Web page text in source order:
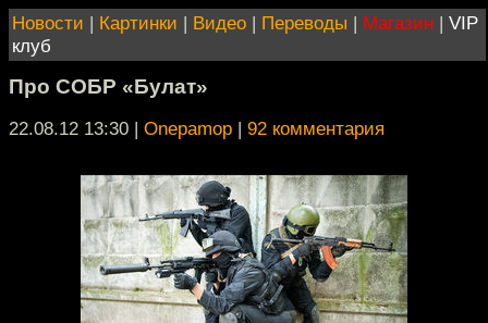
Новости | Картинки | Видео | Переводы | Магазин | VIP
клуб
Про СОБР «Булат»
22.08.12 13:30 | Onepamop | 92 комментария